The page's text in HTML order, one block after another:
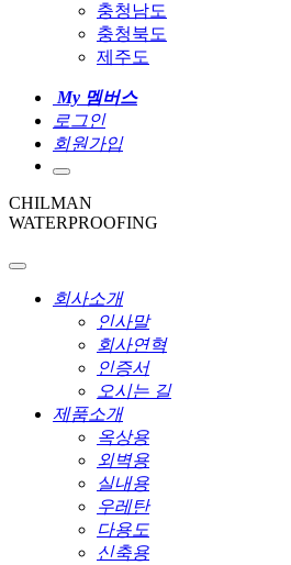
충청남도
충청북도
제주도
My 멤버스
로그인
회원가입
CHILMAN
WATERPROOFING
회사소개
인사말
회사연혁
인증서
오시는 길
제품소개
옥상용
외벽용
실내용
우레탄
다용도
신축용